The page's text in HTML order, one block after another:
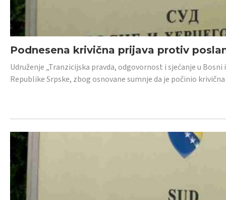
Podnesena krivična prijava protiv
Udruženje „Tranzicijska pravda, odgovornost i sjećanje u
Republike Srpske, zbog osnovane sumnje da je počinio